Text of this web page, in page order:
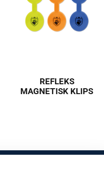
REFLEKS
MAGNETISK KLIPS